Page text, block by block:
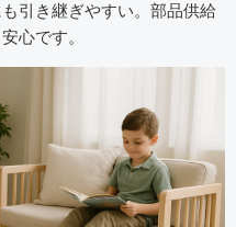
引き継ぎやすい。部品供給
心です。